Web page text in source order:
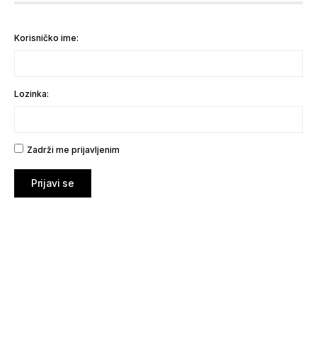
Korisničko ime:
Lozinka:
Zadrži me prijavljenim
Prijavi se